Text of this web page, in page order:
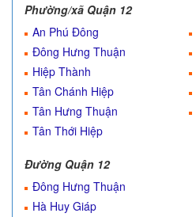
Phường/xã Quận 12
An Phú Đông
Đông Hưng Thuận
Hiệp Thành
Tân Chánh Hiệp
Tân Hưng Thuận
Tân Thới Hiệp
Đường Quận 12
Đông Hưng Thuận
Hà Huy Giáp